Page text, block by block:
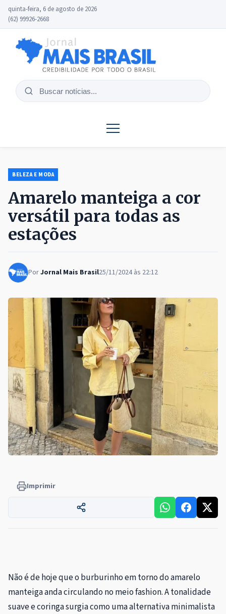
quinta-feira, 6 de agosto de 2026
(62) 99926-2668
Buscar
BELEZA E MODA
Amarelo manteiga a cor
versátil para todas as
estações
PorJornal Mais Brasil25/11/2024 às 22:12
Imprimir
Não é de hoje que o burburinho em torno do amarelo
manteiga anda circulando no meio fashion. A tonalidade
suave e coringa surgia como uma alternativa minimalista